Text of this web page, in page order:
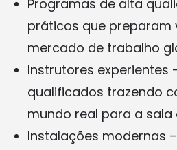
Programas de alta
práticos que preparam
mercado de trabalho
Instrutores experientes
qualificados trazendo
mundo real para a sala
Instalações modernas